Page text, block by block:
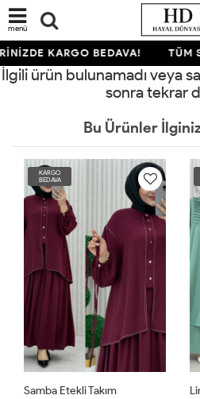
menü
KARGO BEDAVA! TÜM
İlgili ürün bulunamadı veya
sonra tekrar
Bu Ürünler
KARGO
BEDAVA
Samba Etekli Takım